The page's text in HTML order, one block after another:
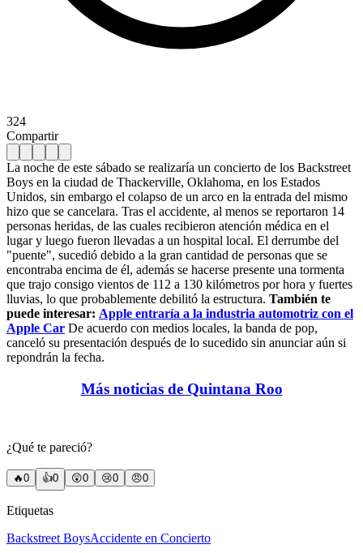
324
Compartir
La noche de este sábado se realizaría un concierto de los Backstreet
Boys en la ciudad de Thackerville, Oklahoma, en los Estados
Unidos, sin embargo el colapso de un arco en la entrada del mismo
hizo que se cancelara. Tras el accidente, al menos se reportaron 14
personas heridas, de las cuales recibieron atención médica en el
lugar y luego fueron llevadas a un hospital local. El derrumbe del
"puente", sucedió debido a la gran cantidad de personas que se
encontraba encima de él, además se hacerse presente una tormenta
que trajo consigo vientos de 112 a 130 kilómetros por hora y fuertes
lluvias, lo que probablemente debilitó la estructura. También te
puede interesar: Apple entraría a la industria automotriz con el
Apple Car De acuerdo con medios locales, la banda de pop,
canceló su presentación después de lo sucedido sin anunciar aún si
repondrán la fecha.
Más noticias de Quintana Roo
¿Qué te pareció?
🔥0 👍0 😲0 😢0 😠0
Etiquetas
Backstreet BoysAccidente en Concierto